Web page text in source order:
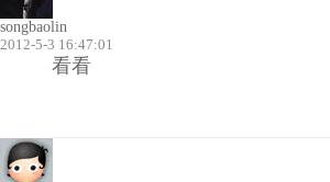
songbaolin
2012-5-3 16:47:01
看看